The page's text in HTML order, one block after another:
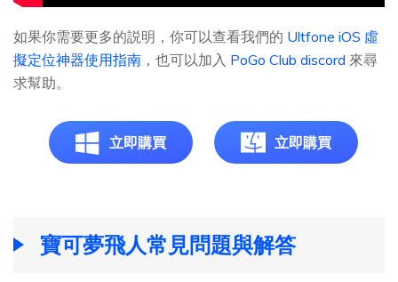
如果你需要更多的説明，你可以查看我們的 Ultfone iOS 虛
擬定位神器使用指南 ，也可以加入 PoGo Club discord 來尋
求幫助。
立即購買 立即購買
寶可夢飛人常見問題與解答